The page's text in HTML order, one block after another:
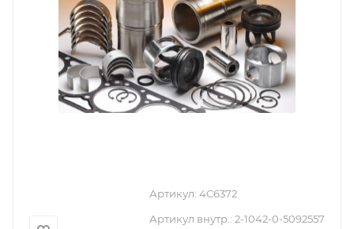
Артикул: 4C6372
Артикул внутр.: 2-1042-0-5092557